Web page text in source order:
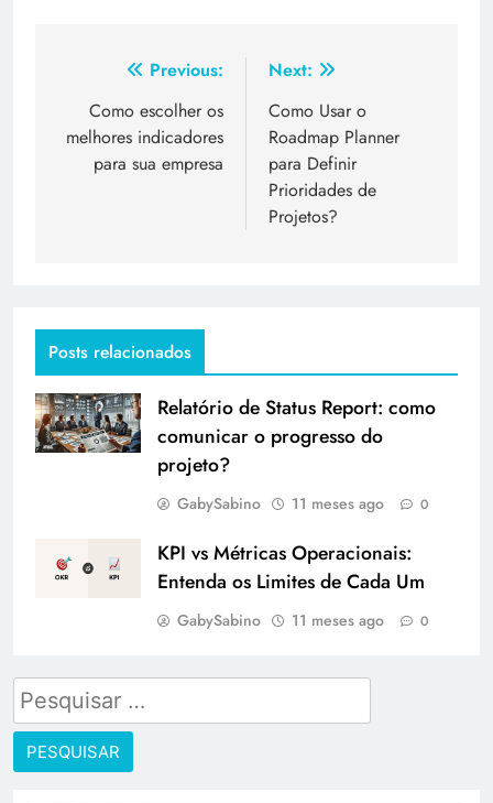
Previous:
Como escolher os
melhores indicadores
para sua empresa
Next:
Como Usar o
Roadmap Planner
para Definir
Prioridades de
Projetos?
Posts relacionados
Relatório de Status Report: como
comunicar o progresso do
projeto?
GabySabino 11 meses ago 0
KPI vs Métricas Operacionais:
Entenda os Limites de Cada Um
GabySabino 11 meses ago 0